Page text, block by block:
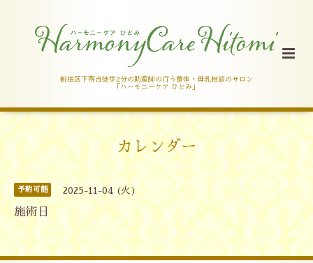
新宿区下落合徒歩2分の助産師の行う整体・母乳相談のサロン
「ハーモニーケア ひとみ」
カレンダー
予約可能 2025-11-04 (火)
施術日